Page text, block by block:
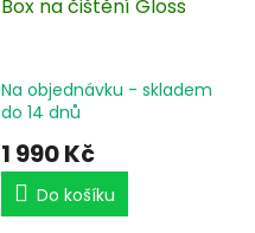
Box na čištění Gloss
Na objednávku - skladem
do 14 dnů
1 990 Kč
Do košíku